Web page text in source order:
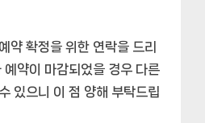
약 확정을 위한 연락을 드리
예약이 마감되었을 경우 다른
있으니 이 점 양해 부탁드립